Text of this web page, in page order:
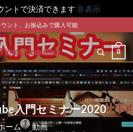
ントで決済できます 非表示
ント、お振込みで購入可能
0
入門セミナー2020
ーム / 動画